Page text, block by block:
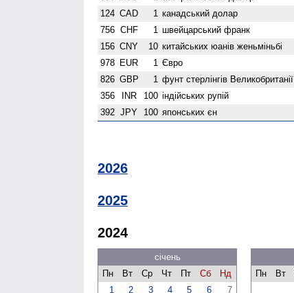
124 CAD 1 канадський долар
756 CHF 1 швейцарський франк
156 CNY 10 китайських юанів женьмiньбi
978 EUR 1 Євро
826 GBP 1 фунт стерлінгів Велико­британії
356 INR 100 індійських рупій
392 JPY 100 японських єн
2026
2025
2024
січень
Пн
Вт Ср Чт Пт Сб
Нд
1
2 3 4 5 6
7
Пн
Вт